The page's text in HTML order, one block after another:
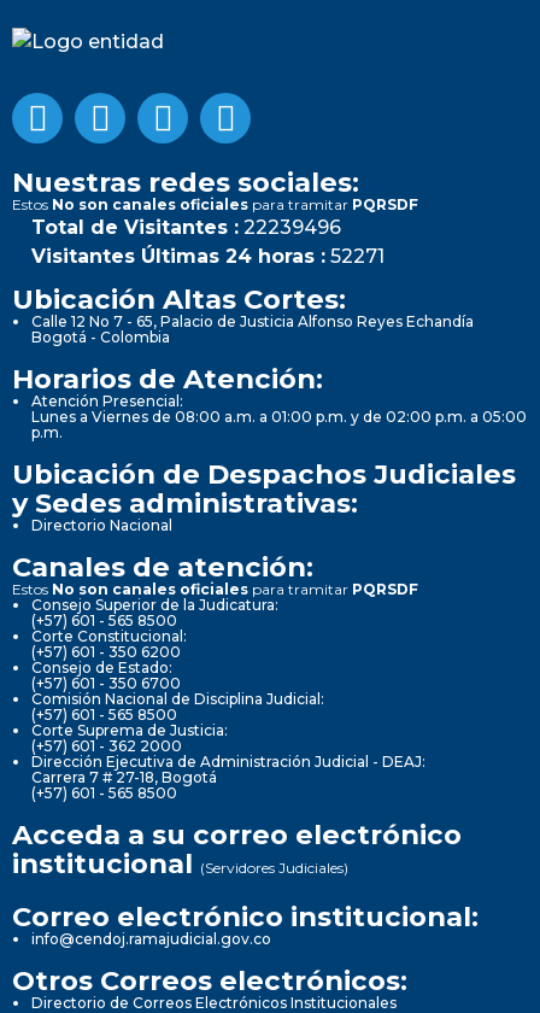
Nuestras redes sociales:
Estos No son canales oficiales para tramitar PQRSDF
Total de Visitantes : 22239496
Visitantes Últimas 24 horas : 52271
Ubicación Altas Cortes:
Calle 12 No 7 - 65, Palacio de Justicia Alfonso Reyes Echandía
Bogotá - Colombia
Horarios de Atención:
Atención Presencial:
Lunes a Viernes de 08:00 a.m. a 01:00 p.m. y de 02:00 p.m. a 05:00
p.m.
Ubicación de Despachos Judiciales
y Sedes administrativas:
Directorio Nacional
Canales de atención:
Estos No son canales oficiales para tramitar PQRSDF
Consejo Superior de la Judicatura:
(+57) 601 - 565 8500
Corte Constitucional:
(+57) 601 - 350 6200
Consejo de Estado:
(+57) 601 - 350 6700
Comisión Nacional de Disciplina Judicial:
(+57) 601 - 565 8500
Corte Suprema de Justicia:
(+57) 601 - 362 2000
Dirección Ejecutiva de Administración Judicial - DEAJ:
Carrera 7 # 27-18, Bogotá
(+57) 601 - 565 8500
Acceda a su correo electrónico
institucional (Servidores Judiciales)
Correo electrónico institucional:
info@cendoj.ramajudicial.gov.co
Otros Correos electrónicos:
Directorio de Correos Electrónicos Institucionales